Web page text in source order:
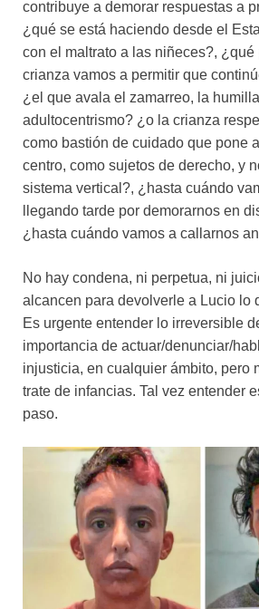
contribuye a demorar respuestas a
¿qué se está haciendo desde el
con el maltrato a las niñeces?,
crianza vamos a permitir que
¿el que avala el zamarreo, la
adultocentrismo? ¿o la crianza
como bastión de cuidado que pone
centro, como sujetos de derecho, y
sistema vertical?, ¿hasta cuándo
llegando tarde por demorarnos en
¿hasta cuándo vamos a callarnos
No hay condena, ni perpetua, ni
alcancen para devolverle a Lucio lo
Es urgente entender lo irreversible
importancia de actuar/denunciar/
injusticia, en cualquier ámbito, pero
trate de infancias. Tal vez entender
paso.